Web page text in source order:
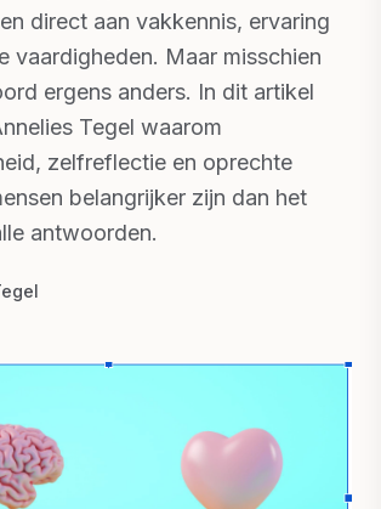
direct aan vakkennis, ervaring
vaardigheden. Maar misschien
ergens anders. In dit artikel
Tegel waarom
zelfreflectie en oprechte
belangrijker zijn dan het
antwoorden.